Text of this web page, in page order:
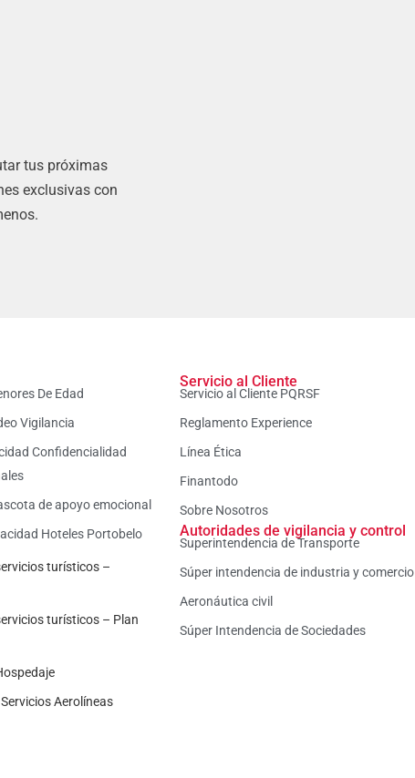
tus próximas
exclusivas con
De Edad
Vigilancia
Confidencialidad
de apoyo emocional
Hoteles Portobelo
turísticos –
turísticos – Plan
Aerolíneas
Servicio al Cliente
Servicio al Cliente PQRSF
Reglamento Experience
Línea Ética
Finantodo
Sobre Nosotros
Autoridades de vigilancia y control
Superintendencia de Transporte
Súper intendencia de industria y comercio
Aeronáutica civil
Súper Intendencia de Sociedades